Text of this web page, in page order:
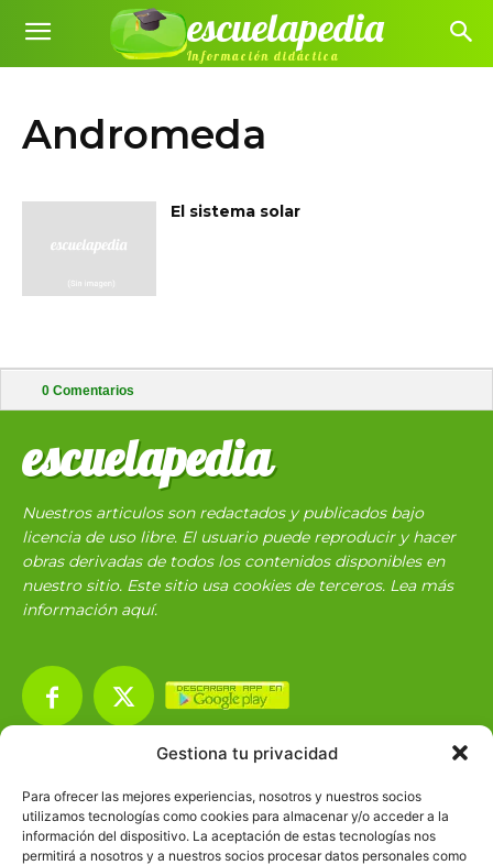
Gestiona tu privacidad
Para ofrecer las mejores experiencias, nosotros y nuestros socios
utilizamos tecnologías como cookies para almacenar y/o acceder a la
información del dispositivo. La aceptación de estas tecnologías nos
permitirá a nosotros y a nuestros socios procesar datos personales como
escuelapedia
Información didáctica
Andromeda
El sistema solar
0 Comentarios
escuelapedia
Nuestros articulos son redactados y publicados bajo
licencia de uso libre. El usuario puede reproducir y hacer
obras derivadas de todos los contenidos disponibles en
nuestro sitio. Este sitio usa cookies de terceros. Lea más
información aquí.
Ciencias
2072
Filosofía